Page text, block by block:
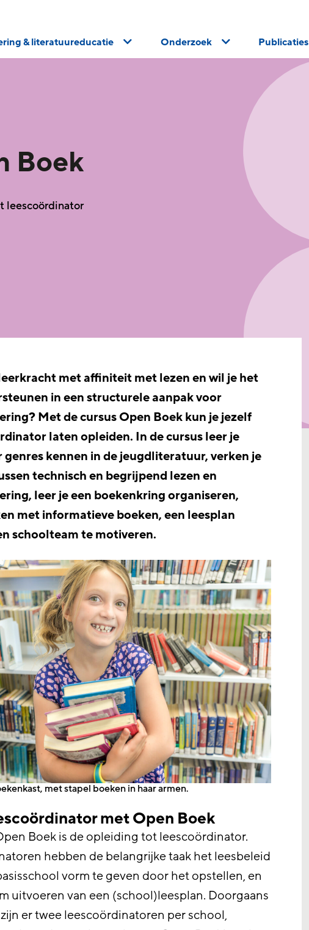
& literatuureducatie Onderzoek Publicaties
Boek
leescoördinator
met affiniteit met lezen en wil je het
in een structurele aanpak voor
Met de cursus Open Boek kun je jezelf
laten opleiden. In de cursus leer je
genres kennen in de jeugdliteratuur, verken je
technisch en begrijpend lezen en
leer je een boekenkring organiseren,
met informatieve boeken, een leesplan
schoolteam te motiveren.
met stapel boeken in haar armen.
met Open Boek
Boek is de opleiding tot leescoördinator.
hebben de belangrijke taak het leesbeleid
vorm te geven door het opstellen, en
uitvoeren van een (school)leesplan. Doorgaans
er twee leescoördinatoren per school,